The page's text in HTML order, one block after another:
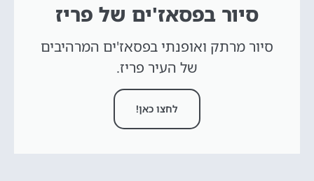
סיור בפסאז'ים של פריז
סיור מרתק ואופנתי בפסאז'ים המרהיבים
של העיר פריז.
לחצו כאן!